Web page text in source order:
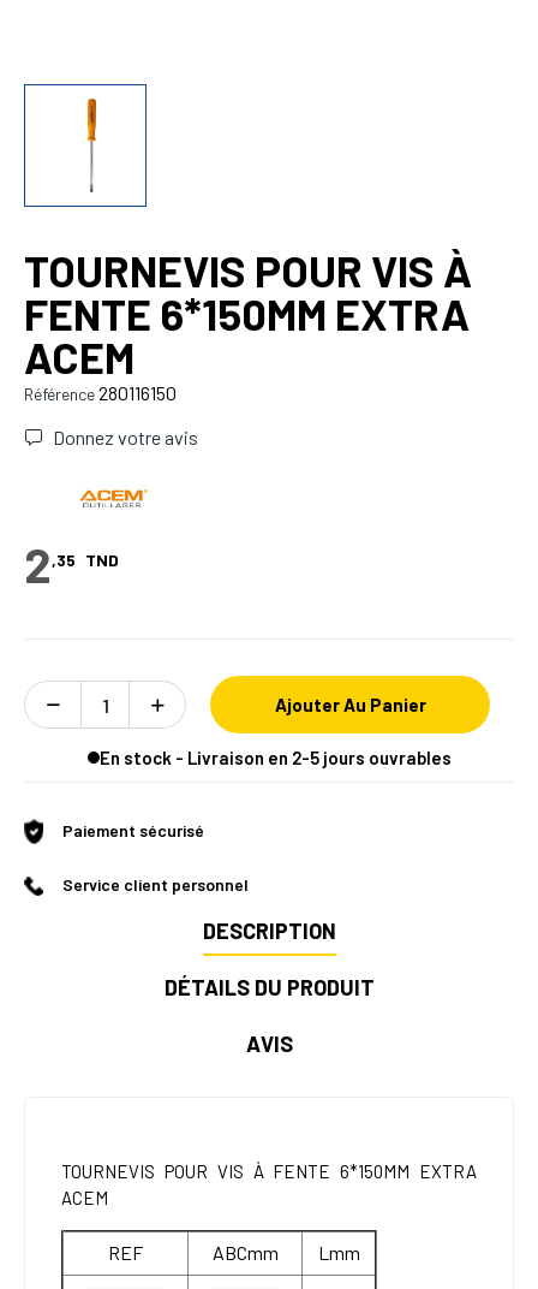
TOURNEVIS POUR VIS À
FENTE 6*150MM EXTRA
ACEM
Référence280116150
Donnez votre avis
2,35 TND
Ajouter Au Panier
En stock - Livraison en 2-5 jours ouvrables
Paiement sécurisé
Service client personnel
DESCRIPTION
DÉTAILS DU PRODUIT
AVIS
TOURNEVIS POUR VIS À FENTE 6*150MM EXTRA
ACEM
REF ABCmm Lmm